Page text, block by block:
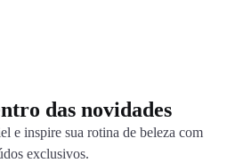
das novidades
e inspire sua rotina de beleza com
exclusivos.